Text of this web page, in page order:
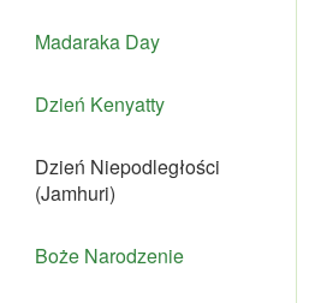
Madaraka Day
Dzień Kenyatty
Dzień Niepodległości
(Jamhuri)
Boże Narodzenie